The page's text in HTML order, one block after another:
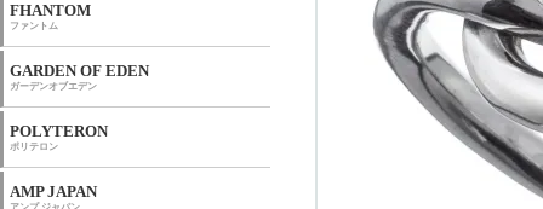
FHANTOM
ファントム
GARDEN OF EDEN
ガーデンオブエデン
POLYTERON
ポリテロン
AMP JAPAN